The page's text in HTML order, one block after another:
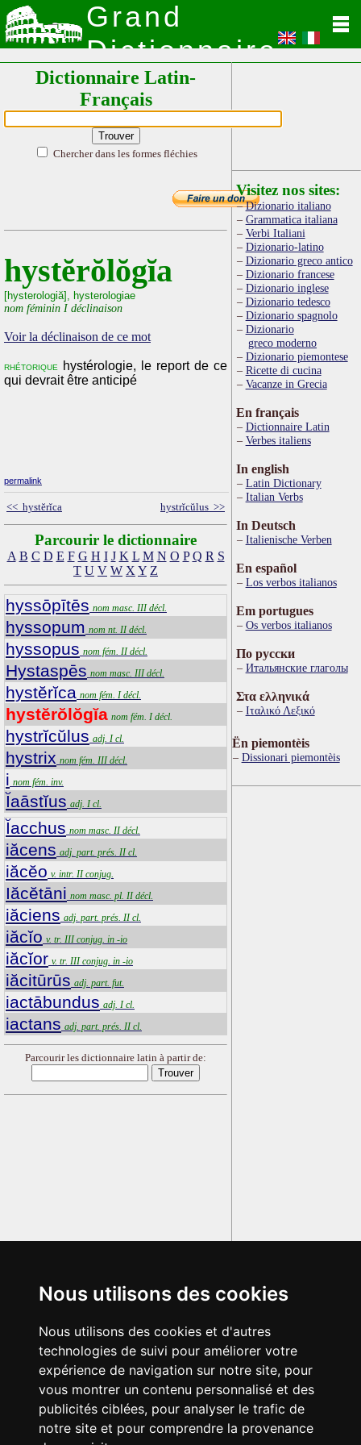
Nous utilisons des cookies
Nous utilisons des cookies et d'autres
technologies de suivi pour améliorer votre
expérience de navigation sur notre site, pour
vous montrer un contenu personnalisé et des
publicités ciblées, pour analyser le trafic de
notre site et pour comprendre la provenance
Grand
Dictionnaire
Latin
Dictionnaire Latin-
Français
Chercher dans les formes fléchies
hystĕrŏlŏgĭa
[hysterologiă], hysterologiae
nom féminin I déclinaison
Voir la déclinaison de ce mot
rhétorique hystérologie, le report de ce
qui devrait être anticipé
permalink
<< hystĕrĭca hystrĭcŭlus >>
Parcourir le dictionnaire
A B C D E F G H I J K L M N O P Q R S
T U V W X Y Z
hyssōpītēs nom masc. III décl.
hyssopum nom nt. II décl.
hyssopus nom fém. II décl.
Hystaspēs nom masc. III décl.
hystĕrĭca nom fém. I décl.
hystĕrŏlŏgĭa nom fém. I décl.
hystrĭcŭlus adj. I cl.
hystrix nom fém. III décl.
i nom fém. inv.
Ĭaāstĭus adj. I cl.
Ĭacchus nom masc. II décl.
iăcens adj. part. prés. II cl.
iăcĕo v. intr. II conjug.
Iăcĕtāni nom masc. pl. II décl.
iăciens adj. part. prés. II cl.
iăcĭo v. tr. III conjug. in -io
iăcĭor v. tr. III conjug. in -io
iăcitūrūs adj. part. fut.
iactābundus adj. I cl.
iactans adj. part. prés. II cl.
Parcourir les dictionnaire latin à partir de:
Visitez nos sites:
Dizionario italiano
Grammatica italiana
Verbi Italiani
Dizionario-latino
Dizionario greco antico
Dizionario francese
Dizionario inglese
Dizionario tedesco
Dizionario spagnolo
Dizionario
greco moderno
Dizionario piemontese
Ricette di cucina
Vacanze in Grecia
En français
Dictionnaire Latin
Verbes italiens
In english
Latin Dictionary
Italian Verbs
In Deutsch
Italienische Verben
En español
Los verbos italianos
Em portugues
Os verbos italianos
По русски
Итальянские глаголы
Στα ελληνικά
Ιταλικό Λεξικό
Ën piemontèis
Dissionari piemontèis